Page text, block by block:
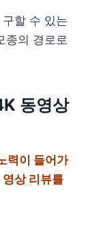
할 수 있는
종의 경로로
동영상
력이 들어가
상 리뷰를